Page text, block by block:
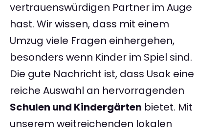
vertrauenswürdigen Partner im Auge
hast. Wir wissen, dass mit einem
Umzug viele Fragen einhergehen,
besonders wenn Kinder im Spiel sind.
Die gute Nachricht ist, dass Usak eine
reiche Auswahl an hervorragenden
Schulen und Kindergärten bietet. Mit
unserem weitreichenden lokalen